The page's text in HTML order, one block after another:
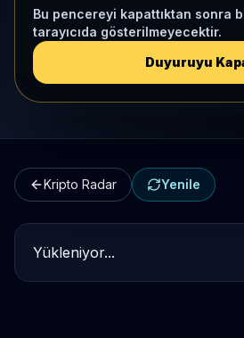
Bu pencereyi kapattıktan sonra
tarayıcıda gösterilmeyecektir.
Duyuruyu
Kategori Benchmark
Kripto Radar Yenile
Yükleniyor...